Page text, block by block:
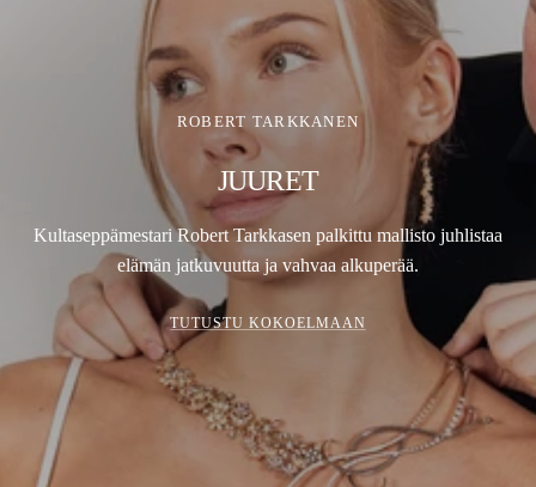
ROBERT TARKKANEN
JUURET
Kultaseppämestari Robert Tarkkasen palkittu mallisto juhlistaa
elämän jatkuvuutta ja vahvaa alkuperää.
TUTUSTU KOKOELMAAN